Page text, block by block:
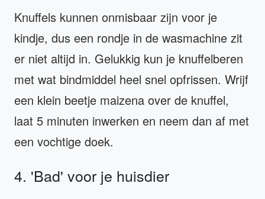
Knuffels kunnen onmisbaar zijn voor je
kindje, dus een rondje in de wasmachine zit
er niet altijd in. Gelukkig kun je knuffelberen
met wat bindmiddel heel snel opfrissen. Wrijf
een klein beetje maizena over de knuffel,
laat 5 minuten inwerken en neem dan af met
een vochtige doek.
4. 'Bad' voor je huisdier